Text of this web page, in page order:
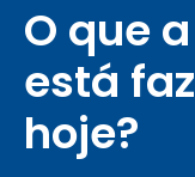
O que
está
hoje?